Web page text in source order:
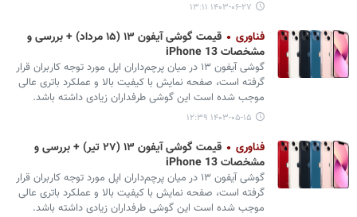
۱۴۰۳-۰۶-۲۷ ۱۳:۱۱
فناوری
قیمت گوشی آیفون ۱۳ (۱۵ مرداد) + بررسی و
مشخصات iPhone 13
گوشی آیفون ۱۳ در میان پرچم‌داران اپل مورد توجه کاربران قرار
گرفته است، صفحه نمایش با کیفیت بالا و عملکرد باتری عالی
موجب شده است این گوشی طرفداران زیادی داشته باشد.
۱۴۰۳-۰۵-۱۵ ۱۲:۳۹
فناوری
قیمت گوشی آیفون ۱۳ (۲۷ تیر) + بررسی و
مشخصات iPhone 13
گوشی آیفون ۱۳ در میان پرچم‌داران اپل مورد توجه کاربران قرار
گرفته است، صفحه نمایش با کیفیت بالا و عملکرد باتری عالی
موجب شده است این گوشی طرفداران زیادی داشته باشد.